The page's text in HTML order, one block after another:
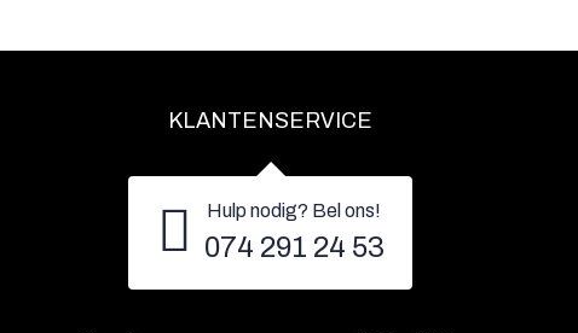
KLANTENSERVICE
Hulp nodig? Bel ons!
074 291 24 53